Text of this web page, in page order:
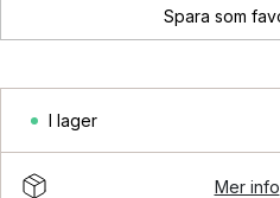
Spara som
I lager
Mer info